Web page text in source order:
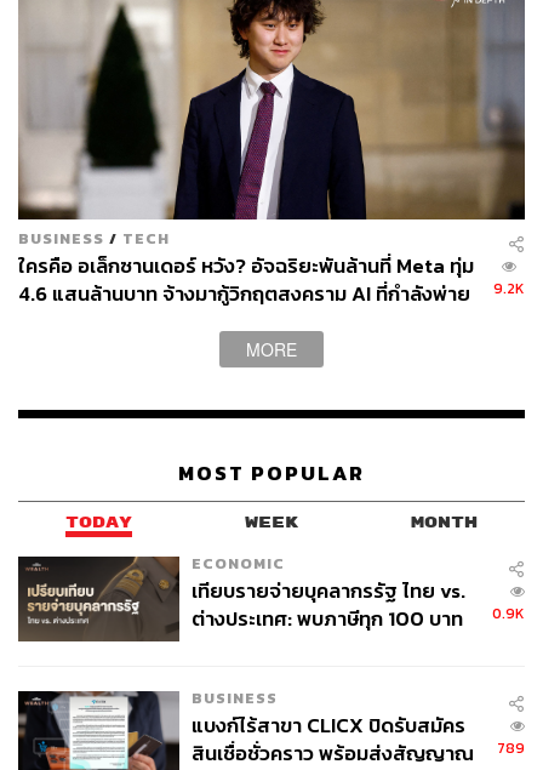
BUSINESS / TECH
ใครคือ อเล็กซานเดอร์ หวัง? อัจฉริยะพันล้านที่ Meta ทุ่ม
4.6 แสนล้านบาท จ้างมากู้วิกฤตสงคราม AI ที่กำลังพ่าย
9.2K
MORE
MOST POPULAR
TODAY WEEK MONTH
ECONOMIC
เทียบรายจ่ายบุคลากรรัฐ ไทย vs.
ต่างประเทศ: พบภาษีทุก 100 บาท
0.9K
BUSINESS
แบงก์ไร้สาขา CLICX ปิดรับสมัคร
สินเชื่อชั่วคราว พร้อมส่งสัญญาณ
789